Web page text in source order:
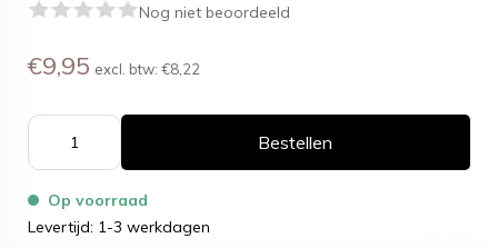
Nog niet beoordeeld
€9,95 excl. btw: €8,22
Bestellen
Op voorraad
Levertijd: 1-3 werkdagen